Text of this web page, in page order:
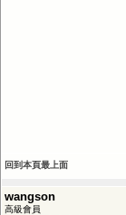
回到本頁最上面
wangson
高級會員